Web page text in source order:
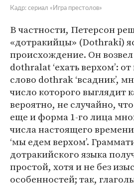
Кадр: сериал «Игра престолов»
В частности, Петерсон
«дотракийцы» (Dothraki)
происхождение. Он возвел
dothralat ‘ехать верхом’:
слово dothrak ‘всадник’,
число которого выглядит
вероятно, не случайно,
еще и форма 1-го лица
числа настоящего
‘мы едем верхом’.
дотракийского языка
простой, хотя и не без
особенностей; так,